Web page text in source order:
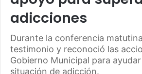
adicciones
Durante la conferencia
testimonio y reconoció las
Gobierno Municipal para
situación de adicción.